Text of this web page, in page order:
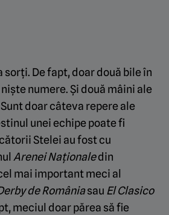
sorți. De fapt, doar două bile în
numere. Și două mâini ale
doar câteva repere ale
unei echipe poate fi
Stelei au fost cu
Arenei Naționaledin
mai important meci al
de Româniasau El Clasico
meciul doar părea să fie